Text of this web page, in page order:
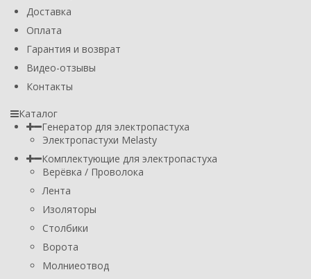
Доставка
Оплата
Гарантия и возврат
Видео-отзывы
Контакты
Каталог
Генератор для электропастуха
Электропастухи Melasty
Комплектующие для электропастуха
Верёвка / Проволока
Лента
Изоляторы
Столбики
Ворота
Молниеотвод